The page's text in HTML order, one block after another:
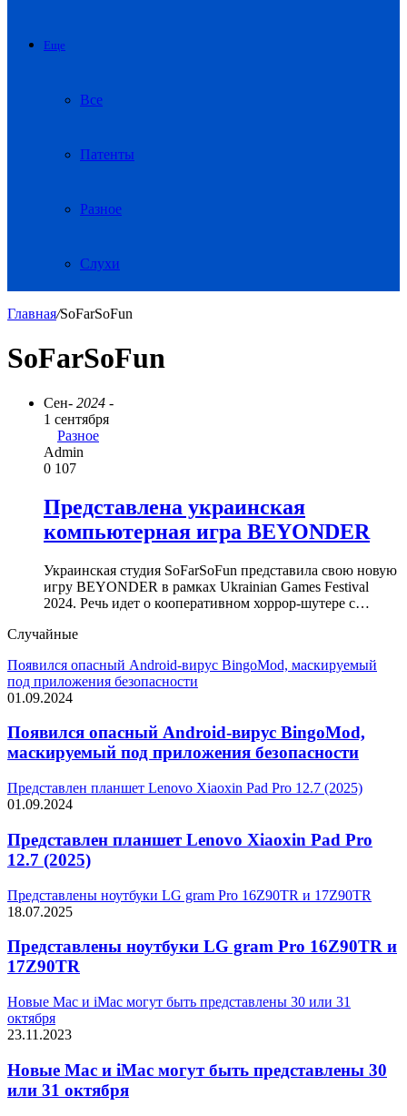
Еще
Все
Патенты
Разное
Слухи
Главная/SoFarSoFun
SoFarSoFun
Сен- 2024 -
1 сентября
Разное
Admin
0 107
Представлена украинская
компьютерная игра BEYONDER
Украинская студия SoFarSoFun представила свою новую
игру BEYONDER в рамках Ukrainian Games Festival
2024. Речь идет о кооперативном хоррор-шутере с…
Случайные
Появился опасный Android-вирус BingoMod, маскируемый
под приложения безопасности
01.09.2024
Появился опасный Android-вирус BingoMod,
маскируемый под приложения безопасности
Представлен планшет Lenovo Xiaoxin Pad Pro 12.7 (2025)
01.09.2024
Представлен планшет Lenovo Xiaoxin Pad Pro
12.7 (2025)
Представлены ноутбуки LG gram Pro 16Z90TR и 17Z90TR
18.07.2025
Представлены ноутбуки LG gram Pro 16Z90TR и
17Z90TR
Новые Mac и iMac могут быть представлены 30 или 31
октября
23.11.2023
Новые Mac и iMac могут быть представлены 30
или 31 октября